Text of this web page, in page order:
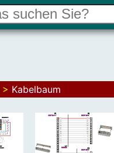
> Kabelbaum